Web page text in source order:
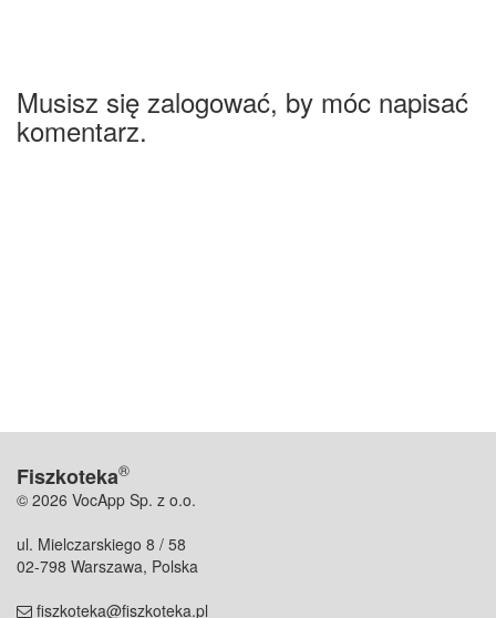
Musisz się zalogować, by móc napisać
komentarz.
Fiszkoteka®
© 2026 VocApp Sp. z o.o.
ul. Mielczarskiego 8 / 58
02-798 Warszawa, Polska
fiszkoteka@fiszkoteka.pl